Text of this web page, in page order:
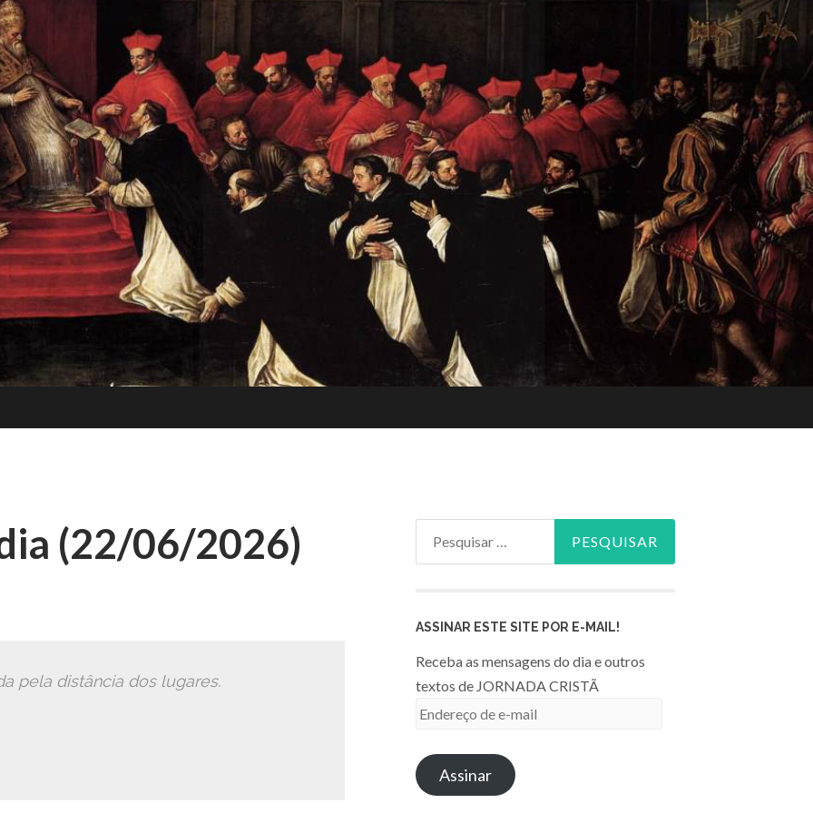
JO
RN
A
CRI
Para a
comunhão
com a
Santa Igreja
Católica
Romana
(22/06/2026)
pela distância dos lugares.
ASSINAR ESTE SITE POR E-MAIL!
Receba as mensagens do dia e outros
textos de JORNADA CRISTÃ
Endereço
e-
mailAssinar